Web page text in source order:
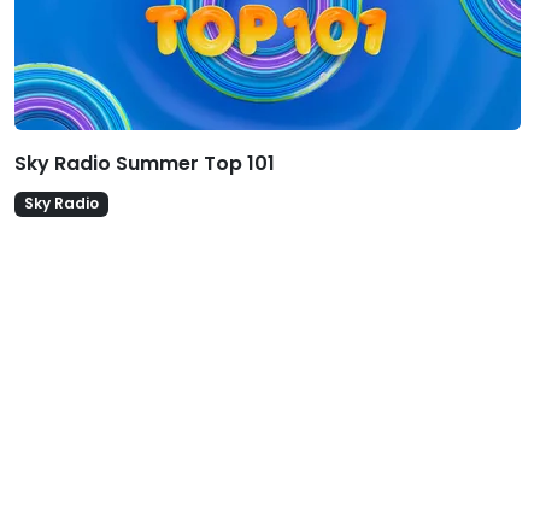
Sky Radio Summer Top 101
Sky Radio